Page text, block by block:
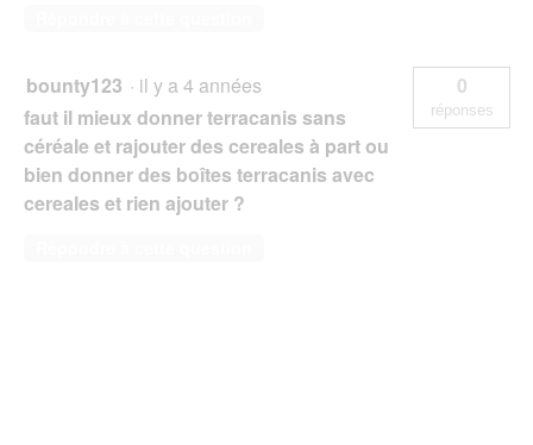
bounty123 · il y a 4 années
faut il mieux donner terracanis sans
céréale et rajouter des cereales à part ou
bien donner des boîtes terracanis avec
cereales et rien ajouter ?
0
réponses